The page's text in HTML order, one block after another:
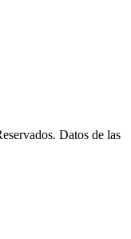
Datos de las